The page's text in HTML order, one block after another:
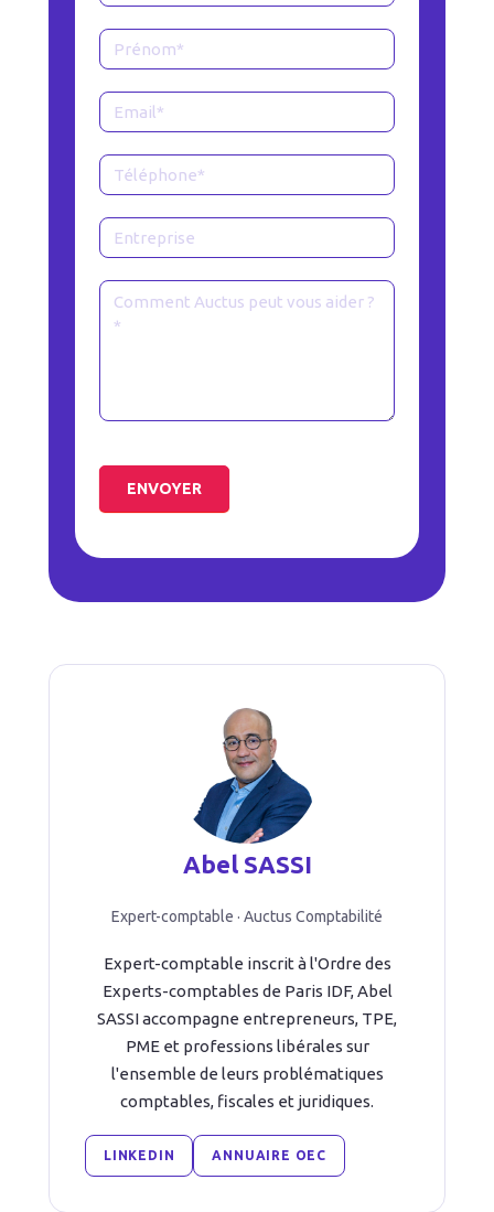
Page
contact
ENVOYER
Abel SASSI
Expert-comptable · Auctus Comptabilité
Expert-comptable inscrit à l'Ordre des
Experts-comptables de Paris IDF, Abel
SASSI accompagne entrepreneurs, TPE,
PME et professions libérales sur
l'ensemble de leurs problématiques
comptables, fiscales et juridiques.
LINKEDIN ANNUAIRE OEC